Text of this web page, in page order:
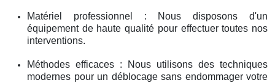
Matériel professionnel : Nous disposons d'un
équipement de haute qualité pour effectuer toutes nos
interventions.
Méthodes efficaces : Nous utilisons des techniques
modernes pour un déblocage sans endommager votre